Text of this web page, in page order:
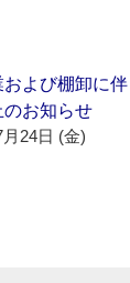
および棚卸に
のお知らせ
24日 (金)